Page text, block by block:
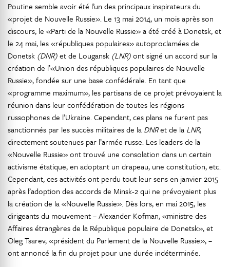
Poutine semble avoir été l’un des principaux inspirateurs du
«projet de Nouvelle Russie». Le 13 mai 2014, un mois après son
discours, le «Parti de la Nouvelle Russie» a été créé à Donetsk, et
le 24 mai, les «républiques populaires» autoproclamées de
Donetsk (DNR)et de Lougansk (LNR)ont signé un accord sur la
création de l’«Union des républiques populaires de Nouvelle
Russie», fondée sur une base confédérale. En tant que
«programme maximum», les partisans de ce projet prévoyaient la
réunion dans leur confédération de toutes les régions
russophones de l’Ukraine. Cependant, ces plans ne furent pas
sanctionnés par les succès militaires de la DNRet de la LNR,
directement soutenues par l’armée russe. Les leaders de la
«Nouvelle Russie» ont trouvé une consolation dans un certain
activisme étatique, en adoptant un drapeau, une constitution, etc.
Cependant, ces activités ont perdu tout leur sens en janvier 2015
après l’adoption des accords de Minsk-2 qui ne prévoyaient plus
la création de la «Nouvelle Russie». Dès lors, en mai 2015, les
dirigeants du mouvement – Alexander Kofman, «ministre des
Affaires étrangères de la République populaire de Donetsk», et
Oleg Tsarev, «président du Parlement de la Nouvelle Russie», –
ont annoncé la fin du projet pour une durée indéterminée.